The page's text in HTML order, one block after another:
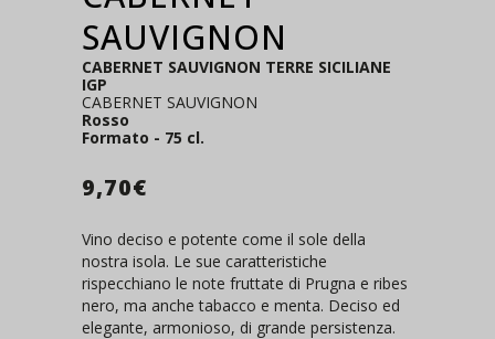
SAUVIGNON
CABERNET SAUVIGNON TERRE SICILIANE
IGP
CABERNET SAUVIGNON
Rosso
Formato - 75 cl.
9,70€
Vino deciso e potente come il sole della
nostra isola. Le sue caratteristiche
rispecchiano le note fruttate di Prugna e ribes
nero, ma anche tabacco e menta. Deciso ed
elegante, armonioso, di grande persistenza.